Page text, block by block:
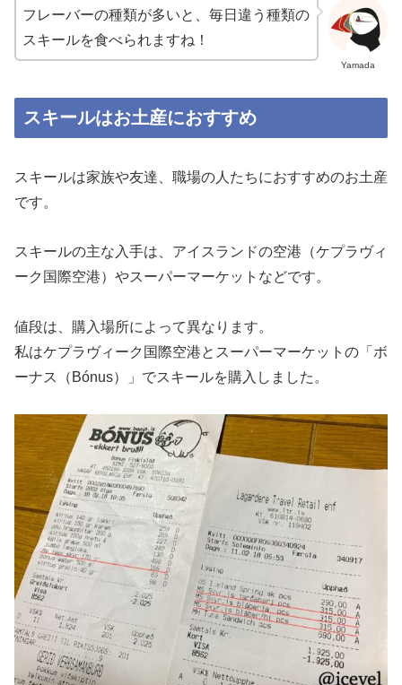
Yamada
フレーバーの種類が多いと、毎日違う種類の
スキールを食べられますね！
スキールはお土産におすすめ
スキールは家族や友達、職場の人たちにおすすめのお土産
です。
スキールの主な入手は、アイスランドの空港（ケプラヴィ
ーク国際空港）やスーパーマーケットなどです。
値段は、購入場所によって異なります。
私はケプラヴィーク国際空港とスーパーマーケットの「ボ
ーナス（Bónus）」でスキールを購入しました。